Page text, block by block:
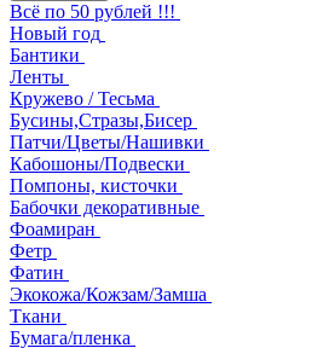
Всё по 50 рублей !!!
Новый год
Бантики
Ленты
Кружево / Тесьма
Бусины,Стразы,Бисер
Патчи/Цветы/Нашивки
Кабошоны/Подвески
Помпоны, кисточки
Бабочки декоративные
Фоамиран
Фетр
Фатин
Экокожа/Кожзам/Замша
Ткани
Бумага/пленка